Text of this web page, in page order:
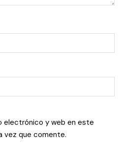
electrónico y web en este
vez que comente.